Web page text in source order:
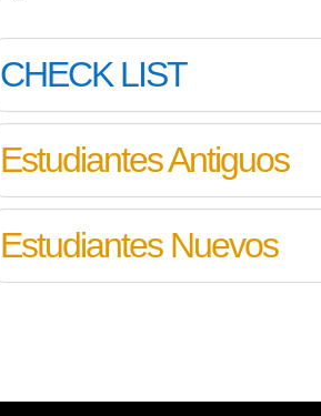
CHECK LIST
Estudiantes Antiguos
Estudiantes Nuevos